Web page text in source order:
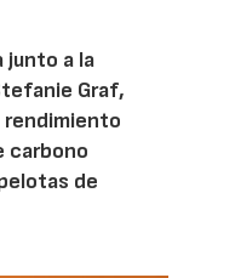
junto a la
Graf,
rendimiento
carbono
de